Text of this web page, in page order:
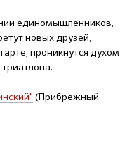
единомышленников,
новых друзей,
проникнутся духом
(Прибрежный